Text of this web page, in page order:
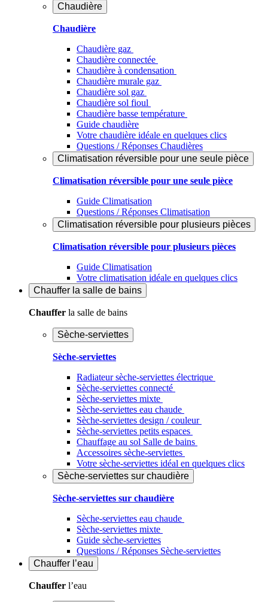
Chaudière
Chaudière
Chaudière gaz
Chaudière connectée
Chaudière à condensation
Chaudière murale gaz
Chaudière sol gaz
Chaudière sol fioul
Chaudière basse température
Guide chaudière
Votre chaudière idéale en quelques clics
Questions / Réponses Chaudières
Climatisation réversible pour une seule pièce
Climatisation réversible pour une seule pièce
Guide Climatisation
Questions / Réponses Climatisation
Climatisation réversible pour plusieurs pièces
Climatisation réversible pour plusieurs pièces
Guide Climatisation
Votre climatisation idéale en quelques clics
Chauffer la salle de bains
Chauffer la salle de bains
Sèche-serviettes
Sèche-serviettes
Radiateur sèche-serviettes électrique
Sèche-serviettes connecté
Sèche-serviettes mixte
Sèche-serviettes eau chaude
Sèche-serviettes design / couleur
Sèche-serviettes petits espaces
Chauffage au sol Salle de bains
Accessoires sèche-serviettes
Votre sèche-serviettes idéal en quelques clics
Sèche-serviettes sur chaudière
Sèche-serviettes sur chaudière
Sèche-serviettes eau chaude
Sèche-serviettes mixte
Guide sèche-serviettes
Questions / Réponses Sèche-serviettes
Chauffer l’eau
Chauffer l’eau